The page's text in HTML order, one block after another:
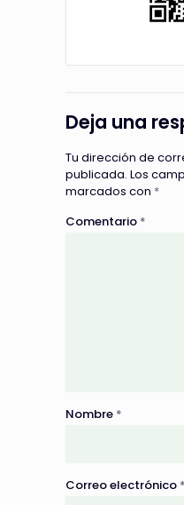
Deja una
Tu dirección de
publicada. Los
marcados con *
Comentario *
Nombre *
Correo electrónico *